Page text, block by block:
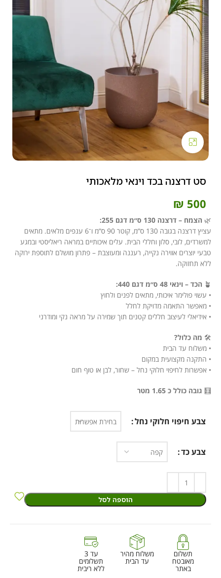
Click to enlarge
סט דרצנה בכד וינאי מלאכותי
₪ 500
🌿 הצמח – דרצנה 130 ס״מ דגם 255:
עציץ דרצנה בגובה 130 ס”מ, קוטר 90 ס”מ ו־6 ענפים מלאים. מתאים
למשרדים, לובי, סלון וחללי הבית. עלים איכותיים במראה ריאליסטי ובמגע
טבעי יוצרים אווירה נקייה, רעננה ומעוצבת – פתרון מושלם לתוספת ירוקה
ללא תחזוקה.
🪴 הכד – וינאי 48 ס״מ דגם 440:
• עשוי פולימר איכותי, מתאים לפנים ולחוץ
• מאפשר התאמה מדויקת לחלל
• אידיאלי לעיצוב חללים קטנים תוך שמירה על מראה נקי ומודרני
🛠️ מה כלול?
• משלוח עד הבית
• התקנה מקצועית במקום
• אפשרות לחיפוי חלוקי נחל – שחור, לבן או טוף חום
🧮 גובה כולל כ 1.65 מטר
צבע חיפוי חלוקי נחל
צבע כד
הוספה לסל
תשלום
מאובטח
באתר
משלוח מהיר
עד הבית
עד 3
תשלומים
ללא ריבית